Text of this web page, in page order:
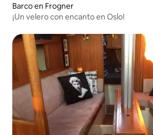
Barco en Frogner
¡Un velero con encanto en Oslo!